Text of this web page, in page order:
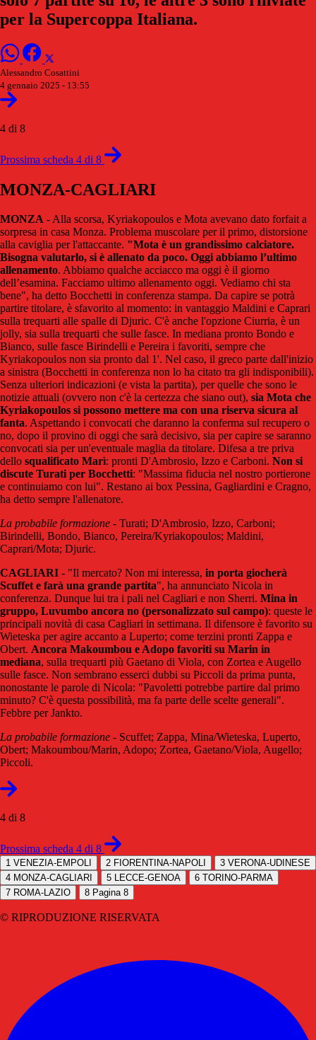
per la Supercoppa Italiana.
Alessandro Cosattini
4 gennaio 2025 - 13:55
4 di 8
Prossima scheda 4 di 8
MONZA-CAGLIARI
MONZA - Alla scorsa, Kyriakopoulos e Mota avevano dato forfait a
sorpresa in casa Monza. Problema muscolare per il primo, distorsione
alla caviglia per l'attaccante. "Mota è un grandissimo calciatore.
Bisogna valutarlo, si è allenato da poco. Oggi abbiamo l’ultimo
allenamento. Abbiamo qualche acciacco ma oggi è il giorno
dell’esamina. Facciamo ultimo allenamento oggi. Vediamo chi sta
bene", ha detto Bocchetti in conferenza stampa. Da capire se potrà
partire titolare, è sfavorito al momento: in vantaggio Maldini e Caprari
sulla trequarti alle spalle di Djuric. C'è anche l'opzione Ciurria, è un
jolly, sia sulla trequarti che sulle fasce. In mediana pronto Bondo e
Bianco, sulle fasce Birindelli e Pereira i favoriti, sempre che
Kyriakopoulos non sia pronto dal 1'. Nel caso, il greco parte dall'inizio
a sinistra (Bocchetti in conferenza non lo ha citato tra gli indisponibili).
Senza ulteriori indicazioni (e vista la partita), per quelle che sono le
notizie attuali (ovvero non c'è la certezza che siano out), sia Mota che
Kyriakopoulos si possono mettere ma con una riserva sicura al
fanta. Aspettando i convocati che daranno la conferma sul recupero o
no, dopo il provino di oggi che sarà decisivo, sia per capire se saranno
convocati sia per un'eventuale maglia da titolare. Difesa a tre priva
dello squalificato Marì: pronti D'Ambrosio, Izzo e Carboni. Non si
discute Turati per Bocchetti: "Massima fiducia nel nostro portierone
e continuiamo con lui". Restano ai box Pessina, Gagliardini e Cragno,
ha detto sempre l'allenatore.
La probabile formazione - Turati; D'Ambrosio, Izzo, Carboni;
Birindelli, Bondo, Bianco, Pereira/Kyriakopoulos; Maldini,
Caprari/Mota; Djuric.
CAGLIARI - "Il mercato? Non mi interessa, in porta giocherà
Scuffet e farà una grande partita", ha annunciato Nicola in
conferenza. Dunque lui tra i pali nel Cagliari e non Sherri. Mina in
gruppo, Luvumbo ancora no (personalizzato sul campo): queste le
principali novità di casa Cagliari in settimana. Il difensore è favorito su
Wieteska per agire accanto a Luperto; come terzini pronti Zappa e
Obert. Ancora Makoumbou e Adopo favoriti su Marin in
mediana, sulla trequarti più Gaetano di Viola, con Zortea e Augello
sulle fasce. Non sembrano esserci dubbi su Piccoli da prima punta,
nonostante le parole di Nicola: "Pavoletti potrebbe partire dal primo
minuto? C'è questa possibilità, ma fa parte delle scelte generali".
Febbre per Jankto.
La probabile formazione - Scuffet; Zappa, Mina/Wieteska, Luperto,
Obert; Makoumbou/Marin, Adopo; Zortea, Gaetano/Viola, Augello;
Piccoli.
4 di 8
Prossima scheda 4 di 8
1 VENEZIA-EMPOLI 2 FIORENTINA-NAPOLI 3 VERONA-UDINESE
4 MONZA-CAGLIARI 5 LECCE-GENOA 6 TORINO-PARMA
7 ROMA-LAZIO 8 Pagina 8
© RIPRODUZIONE RISERVATA